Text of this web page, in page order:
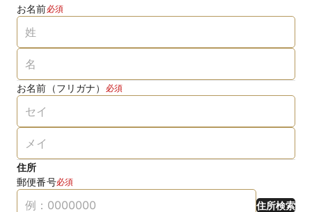
お名前必須
お名前（フリガナ） 必須
住所
郵便番号必須
住所検索